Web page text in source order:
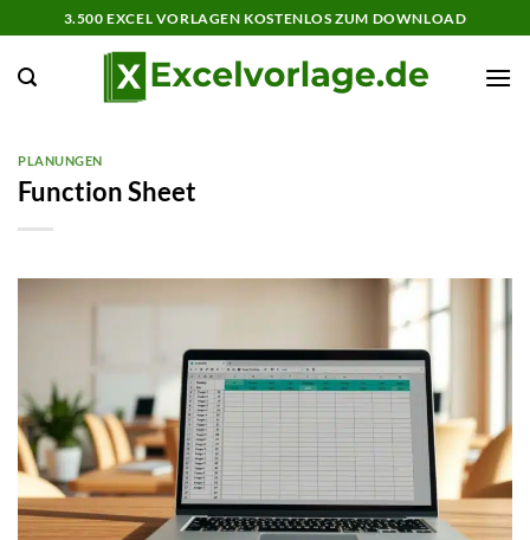
Inhalt
springen
3.500 EXCEL VORLAGEN KOSTENLOS ZUM DOWNLOAD
PLANUNGEN
Function Sheet